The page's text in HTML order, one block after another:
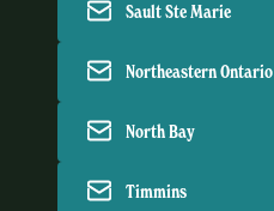
Sault Ste Marie
Northeastern Ontario
North Bay
Timmins